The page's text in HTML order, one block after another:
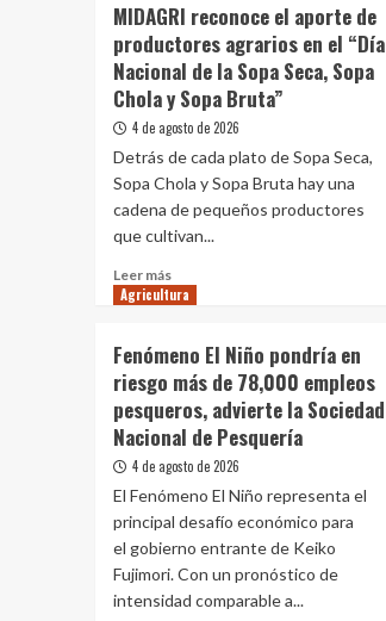
de
mercados
para
orégano
peruano
con
inteligencia
comercial
MIDAGRI reconoce el aporte de
productores agrarios en el “Día
Nacional de la Sopa Seca, Sopa
Chola y Sopa Bruta”
4 de agosto de 2026
Detrás de cada plato de Sopa Seca,
Sopa Chola y Sopa Bruta hay una
cadena de pequeños productores
que cultivan...
Leer másLeer
más
reconoce
el
aporte
de
productores
agrarios
en
el
“Día
Nacional
la
Agricultura
Fenómeno El Niño pondría en
riesgo más de 78,000 empleos
pesqueros, advierte la Sociedad
Nacional de Pesquería
4 de agosto de 2026
El Fenómeno El Niño representa el
principal desafío económico para
el gobierno entrante de Keiko
Fujimori. Con un pronóstico de
intensidad comparable a...